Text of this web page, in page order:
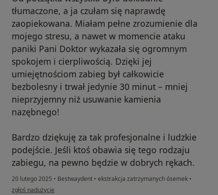
tłumaczone, a ja czułam się naprawdę
zaopiekowana. Miałam pełne zrozumienie dla
mojego stresu, a nawet w momencie ataku
paniki Pani Doktor wykazała się ogromnym
spokojem i cierpliwością. Dzięki jej
umiejętnościom zabieg był całkowicie
bezbolesny i trwał jedynie 30 minut – mniej
nieprzyjemny niż usuwanie kamienia
nazębnego!
Bardzo dziękuję za tak profesjonalne i ludzkie
podejście. Jeśli ktoś obawia się tego rodzaju
zabiegu, na pewno będzie w dobrych rękach.
20 lutego 2025 • Bestwaydent • ekstrakcja zatrzymanych ósemek •
w opinii użytkownika Aleksandra P.
zgłoś nadużycie